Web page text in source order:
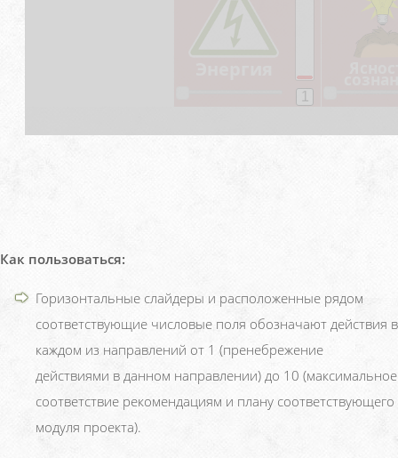
Как пользоваться:
Горизонтальные слайдеры и расположенные рядом
соответствующие числовые поля обозначают действия в
каждом из направлений от 1 (пренебрежение
действиями в данном направлении) до 10 (максимальное
соответствие рекомендациям и плану соответствующего
модуля проекта).